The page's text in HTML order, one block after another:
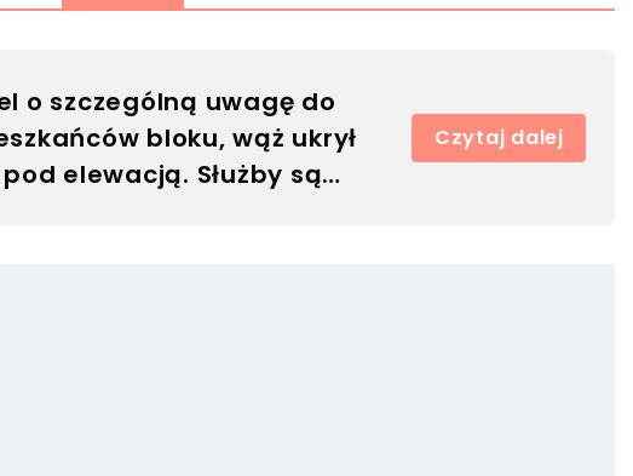
o szczególną uwagę do
bloku, wąż ukrył
elewacją. Służby są
Czytaj dalej